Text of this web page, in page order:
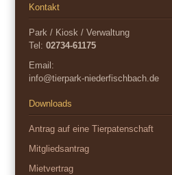
Kontakt
Park / Kiosk / Verwaltung
Tel:02734-61175
Email:
info@tierpark-niederfischbach.de
Downloads
Antrag auf eine Tierpatenschaft
Mitgliedsantrag
Mietvertrag